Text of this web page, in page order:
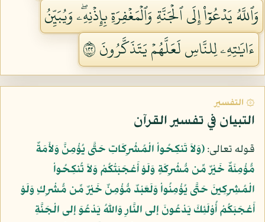
وَٱللَّهُ يَدۡعُوٓاْ إِلَى ٱلۡجَنَّةِ وَٱلۡمَغۡفِرَةِ بِإِذۡنِهِۦۖ وَيُبَيِّنُ
ءَايَٰتِهِۦ لِلنَّاسِ لَعَلَّهُمۡ يَتَذَكَّرُونَ ٢٢١
۞ التفسير
التبيان في تفسير القرآن
قوله تعالى:﴿وَلاَ تَنكِحُواْ الْمُشْرِكَاتِ حَتَّى يُؤْمِنَّ وَلأَمَةٌ
مُّؤْمِنَةٌ خَيْرٌ مِّن مُّشْرِكَةٍ وَلَوْ أَعْجَبَتْكُمْ وَلاَ تُنكِحُواْ
الْمُشِرِكِينَ حَتَّى يُؤْمِنُواْ وَلَعَبْدٌ مُّؤْمِنٌ خَيْرٌ مِّن مُّشْرِكٍ وَلَوْ
أَعْجَبَكُمْ أُوْلَئِكَ يَدْعُونَ إلى النَّارِ وَاللّهُ يَدْعُوَ إلى الْجَنَّةِ